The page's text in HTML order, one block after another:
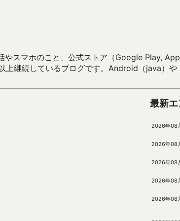
スマホのこと、公式ストア（Google Play,
上継続しているブログです。Android（java）
最新
2026年08
2026年08
2026年08
2026年08
2026年08